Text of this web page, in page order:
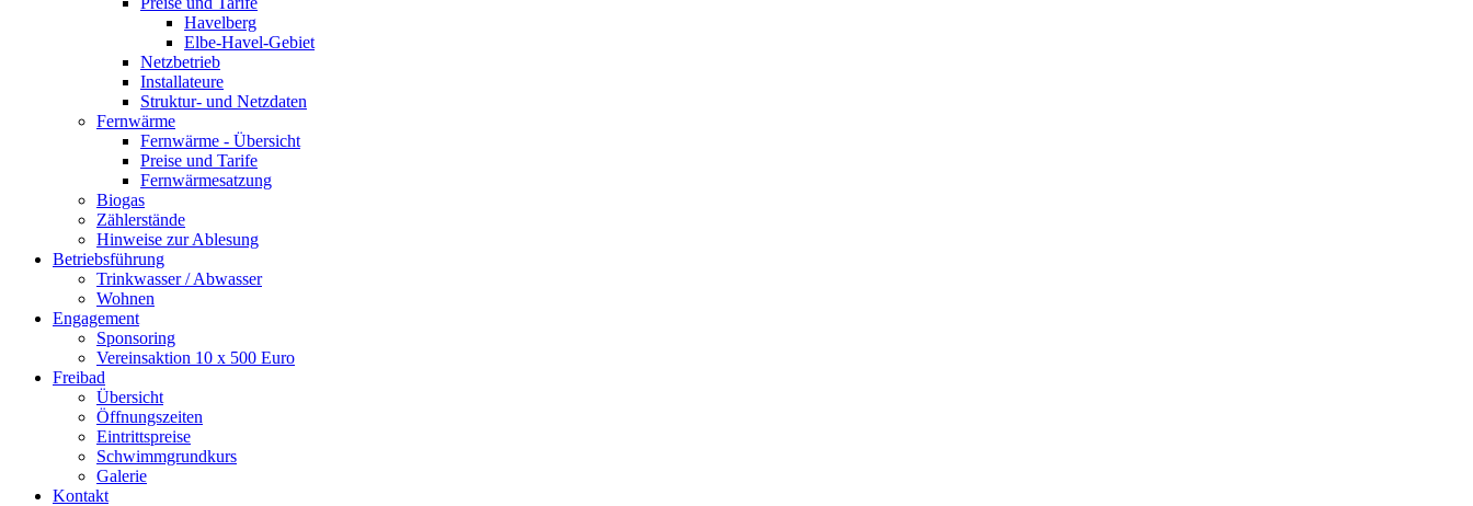
Havelberg
Elbe-Havel-Gebiet
Netzbetrieb
Installateure
Struktur- und Netzdaten
Fernwärme
Fernwärme - Übersicht
Preise und Tarife
Fernwärmesatzung
Biogas
Zählerstände
Hinweise zur Ablesung
Betriebsführung
Trinkwasser / Abwasser
Wohnen
Engagement
Sponsoring
Vereinsaktion 10 x 500 Euro
Freibad
Übersicht
Öffnungszeiten
Eintrittspreise
Schwimmgrundkurs
Galerie
Kontakt